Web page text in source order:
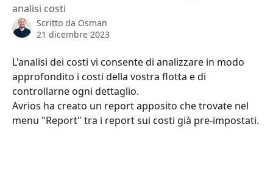
analisi costi
Scritto da Osman
21 dicembre 2023
L'analisi dei costi vi consente di analizzare in modo
approfondito i costi della vostra flotta e di
controllarne ogni dettaglio.
Avrios ha creato un report apposito che trovate nel
menu "Report" tra i report sui costi già pre-impostati.